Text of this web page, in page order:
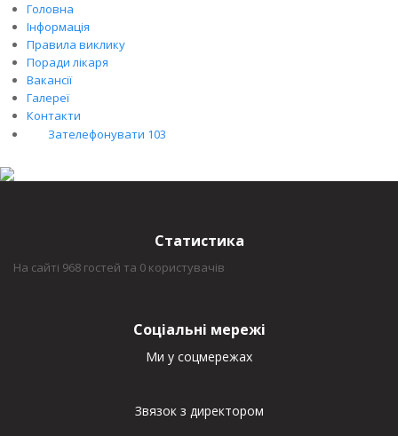
Головна
Інформація
Правила виклику
Поради лікаря
Вакансії
Галереї
Контакти
Зателефонувати 103
Статистика
На сайті 968 гостей та 0 користувачів
Соціальні мережі
Ми у соцмережах
Звязок з директором